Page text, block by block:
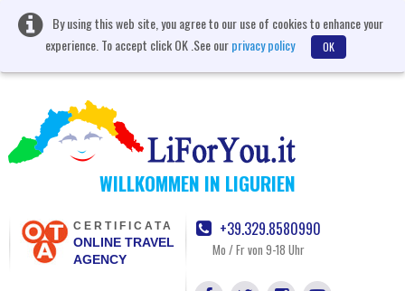
By using this web site, you agree to our use of cookies to enhance your
experience. To accept click OK .See ourprivacy policy OK
WILLKOMMEN IN LIGURIEN
CERTIFICATA
ONLINE TRAVEL
AGENCY
+39.329.8580990
Mo / Fr von 9-18 Uhr